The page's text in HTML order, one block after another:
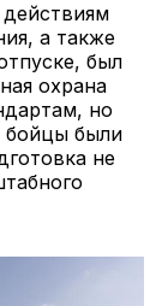
а также
был
охрана
но
бойцы были
не